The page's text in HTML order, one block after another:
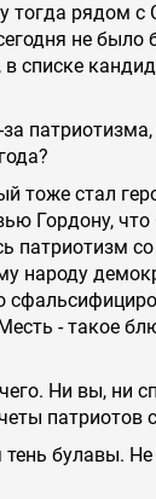
рядом с
не
списке
тоже стал
Гордону,
патриотизм
народу
- такое
Ни вы, ни
патриотов
булавы.